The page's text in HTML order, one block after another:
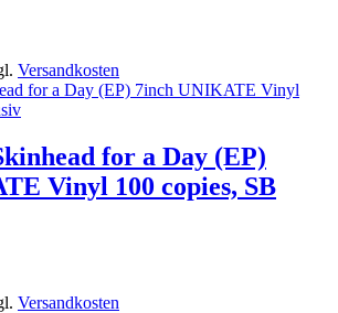
Versandkosten
for a Day (EP)
Vinyl 100 copies, SB
Versandkosten